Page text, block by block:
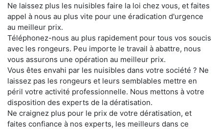
Ne laissez plus les nuisibles faire la loi chez vous, et faites
appel à nous au plus vite pour une éradication d'urgence
au meilleur prix.
Téléphonez-nous au plus rapidement pour tous vos soucis
avec les rongeurs. Peu importe le travail à abattre, nous
vous assurons une opération au meilleur prix.
Vous êtes envahi par les nuisibles dans votre société ? Ne
laissez pas les rongeurs et leurs semblables mettre en
péril votre activité professionnelle. Nous mettons à votre
disposition des experts de la dératisation.
Ne craignez plus pour le prix de votre dératisation, et
faites confiance à nos experts, les meilleurs dans ce